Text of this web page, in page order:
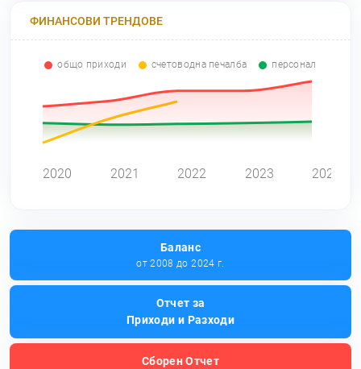
ФИНАНСОВИ ТРЕНДОВЕ
общо приходи счетоводна печалба персонал
2020 2021 2022 2023 2024
Баланс
от 2008 до 2024 г.
Отчет за
Приходи и Разходи
Сборен Отчет